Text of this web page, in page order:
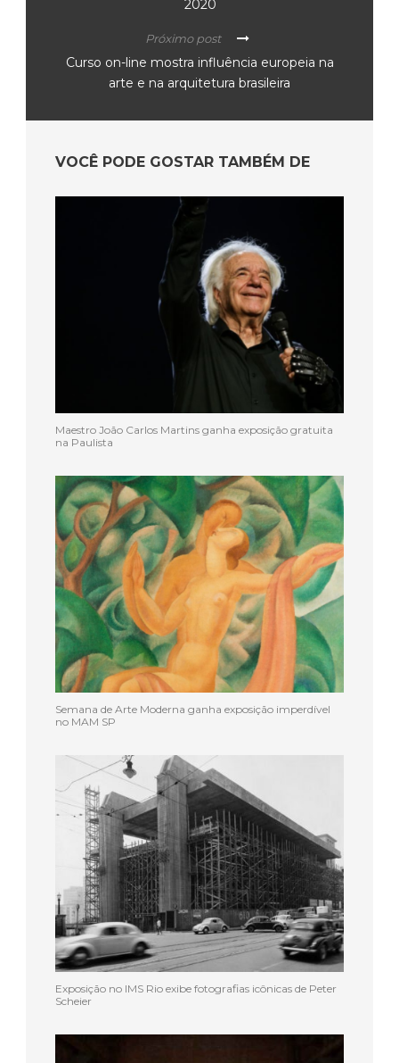
2020
Próximo post
Curso on-line mostra influência europeia na
arte e na arquitetura brasileira
VOCÊ PODE GOSTAR TAMBÉM DE
Maestro João Carlos Martins ganha exposição gratuita
na Paulista
Semana de Arte Moderna ganha exposição imperdível
no MAM SP
Exposição no IMS Rio exibe fotografias icônicas de Peter
Scheier